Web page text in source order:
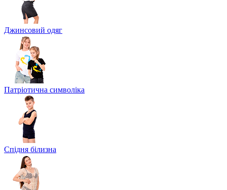
Джинсовий одяг
Патріотична символіка
Спідня білизна